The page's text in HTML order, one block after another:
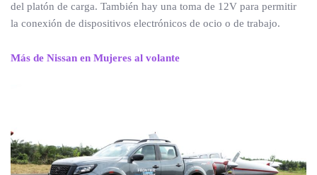
del platón de carga. También hay una toma de 12V para permitir
la conexión de dispositivos electrónicos de ocio o de trabajo.
Más de Nissan en Mujeres al volante